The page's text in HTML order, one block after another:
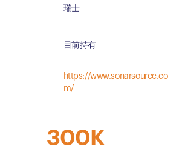
瑞士
目前持有
https://www.sonarsource.co
m/
300K